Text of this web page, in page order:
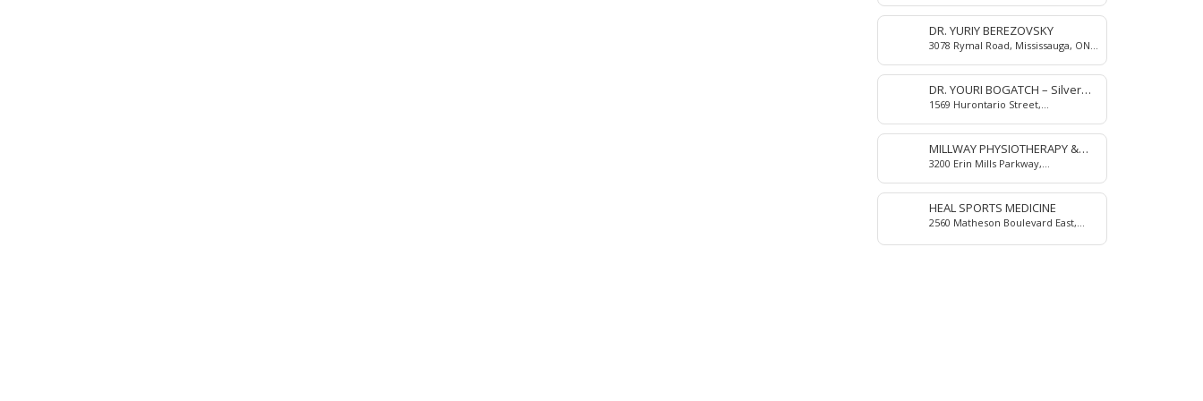
DR. YURIY BEREZOVSKY
3078 Rymal Road, Mississauga, ON
DR. YOURI BOGATCH – Silver
Creek Dental
1569 Hurontario Street,
MILLWAY PHYSIOTHERAPY &
REHABILITATION CENTER
3200 Erin Mills Parkway,
HEAL SPORTS MEDICINE
2560 Matheson Boulevard East,